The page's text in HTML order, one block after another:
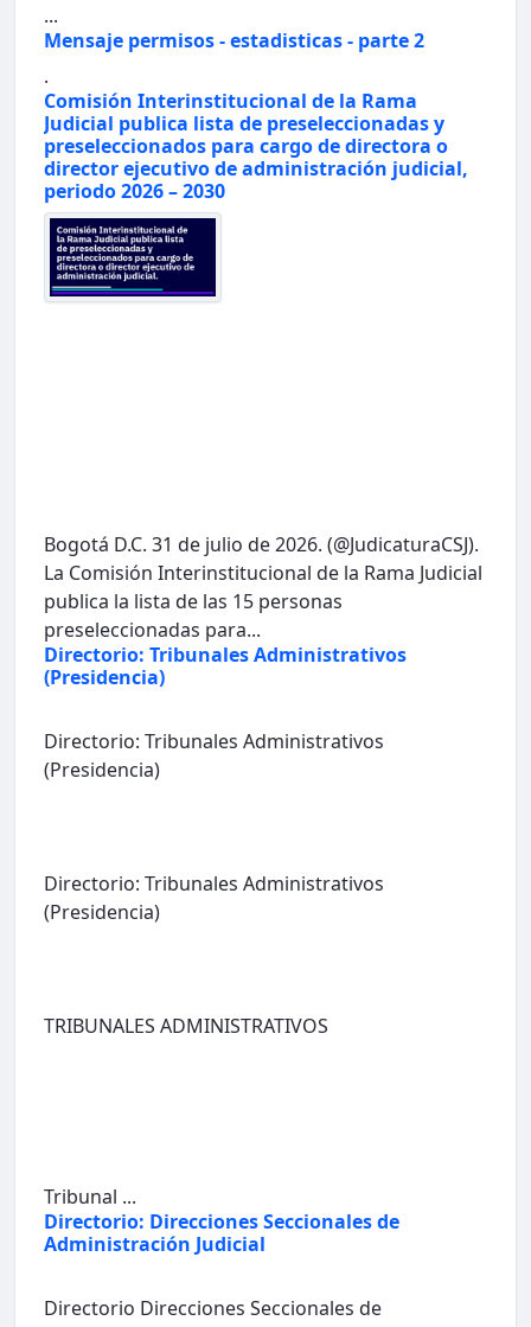
...
Mensaje permisos - estadisticas - parte 2
.
Comisión Interinstitucional de la Rama
Judicial publica lista de preseleccionadas y
preseleccionados para cargo de directora o
director ejecutivo de administración judicial,
periodo 2026 – 2030
Bogotá D.C. 31 de julio de 2026. (@JudicaturaCSJ).
La Comisión Interinstitucional de la Rama Judicial
publica la lista de las 15 personas
preseleccionadas para...
Directorio: Tribunales Administrativos
(Presidencia)
Directorio: Tribunales Administrativos
(Presidencia)
Directorio: Tribunales Administrativos
(Presidencia)
TRIBUNALES ADMINISTRATIVOS
Tribunal ...
Directorio: Direcciones Seccionales de
Administración Judicial
Directorio Direcciones Seccionales de